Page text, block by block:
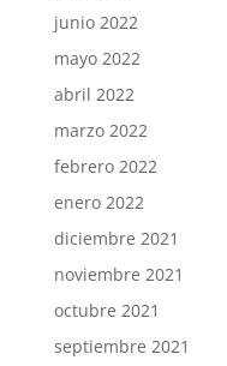
junio 2022
mayo 2022
abril 2022
marzo 2022
febrero 2022
enero 2022
diciembre 2021
noviembre 2021
octubre 2021
septiembre 2021